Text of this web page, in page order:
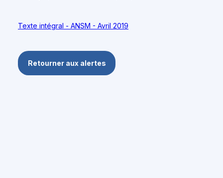
Texte intégral - ANSM - Avril 2019
Retourner aux alertes